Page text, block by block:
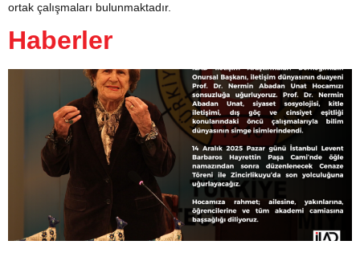
ortak çalışmaları bulunmaktadır.
Haberler